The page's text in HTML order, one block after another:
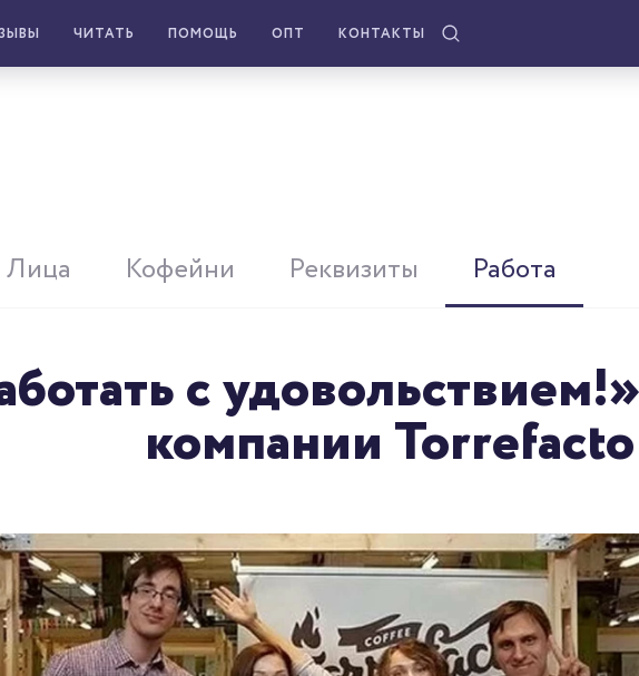
ЧИТАТЬ ПОМОЩЬ ОПТ КОНТАКТЫ
Лица Кофейни Реквизиты Работа
с
компании Torrefacto